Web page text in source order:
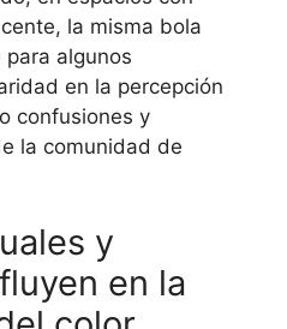
la misma bola
algunos
en la percepción
confusiones y
la comunidad de
y
en la